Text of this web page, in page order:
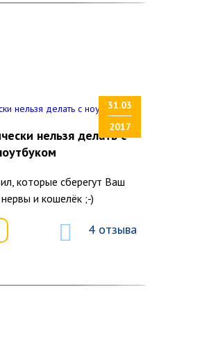
31.03
2017
нельзя делать с
которые сберегут Ваш
и кошелёк ;-)
4 отзыва